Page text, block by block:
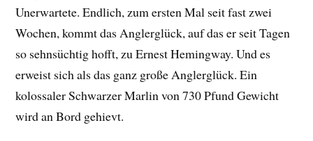
Unerwartete. Endlich, zum ersten Mal seit fast zwei
Wochen, kommt das Anglerglück, auf das er seit Tagen
so sehnsüchtig hofft, zu Ernest Hemingway. Und es
erweist sich als das ganz große Anglerglück. Ein
kolossaler Schwarzer Marlin von 730 Pfund Gewicht
wird an Bord gehievt.